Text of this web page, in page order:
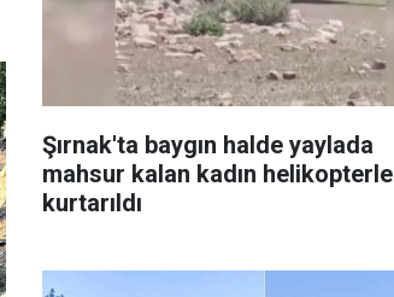
Şırnak'ta baygın halde yaylada
mahsur kalan kadın helikopterle
kurtarıldı